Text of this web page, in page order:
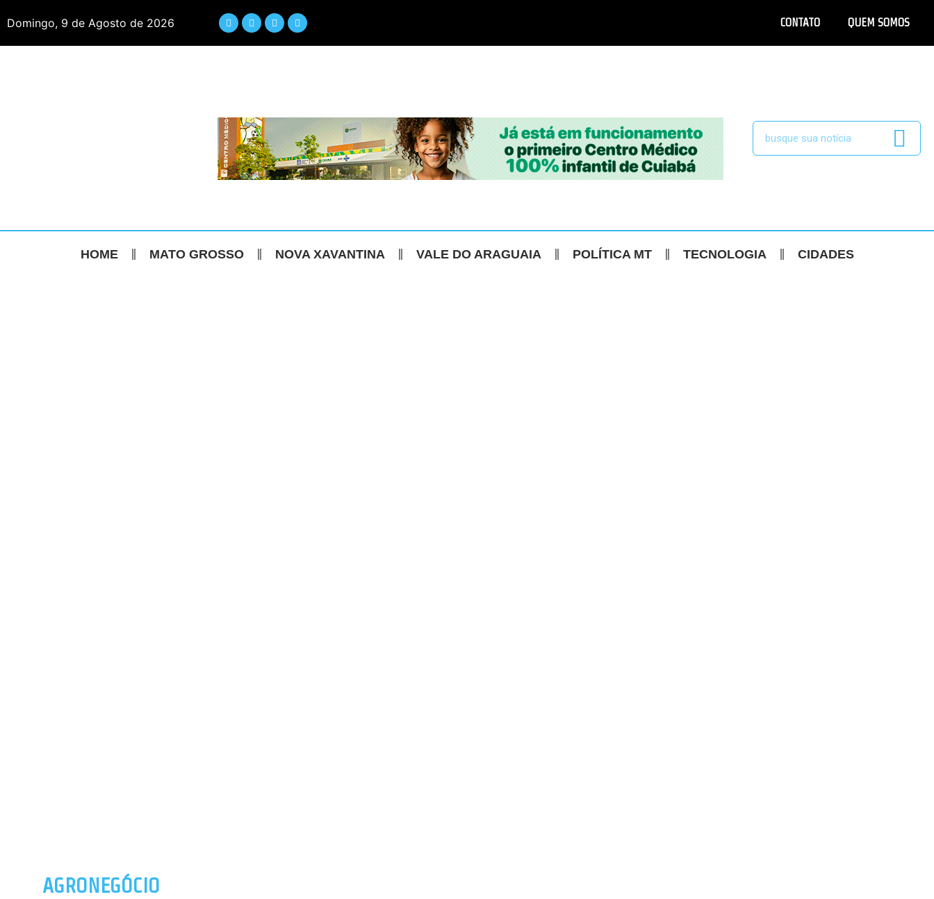
Domingo, 9 de Agosto de 2026 CONTATO QUEM SOMOS
HOME MATO GROSSO NOVA XAVANTINA VALE DO ARAGUAIA POLÍTICA MT TECNOLOGIA CIDADES
AGRONEGÓCIO